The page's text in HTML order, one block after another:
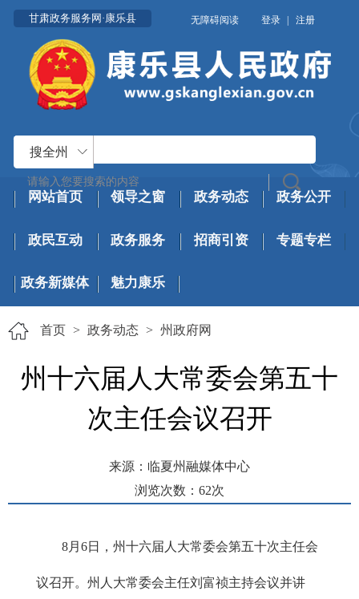
甘肃政务服务网·康乐县 无障碍阅读 登录 | 注册
搜全州
网站首页 领导之窗 政务动态 政务公开
政民互动 政务服务 招商引资 专题专栏
政务新媒体 魅力康乐
首页 > 政务动态 > 州政府网
州十六届人大常委会第五十
次主任会议召开
来源：临夏州融媒体中心
浏览次数： 62次
8月6日，州十六届人大常委会第五十次主任会
议召开。州人大常委会主任刘富祯主持会议并讲